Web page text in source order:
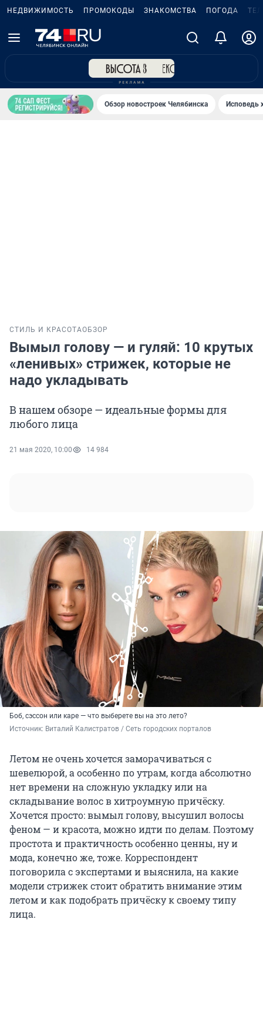
НЕДВИЖИМОСТЬ ПРОМОКОДЫ ЗНАКОМСТВА ПОГОДА
Обзор новостроек Челябинска Исповедь
СТИЛЬ И КРАСОТАОБЗОР
Вымыл голову — и гуляй: 10 крутых
«ленивых» стрижек, которые не
надо укладывать
В нашем обзоре — идеальные формы для
любого лица
21 мая 2020, 10:00 14 984
Боб, сэссон или каре — что выберете вы на это лето?
Источник: Виталий Калистратов / Сеть городских порталов
Летом не очень хочется заморачиваться с
шевелюрой, а особенно по утрам, когда абсолютно
нет времени на сложную укладку или на
складывание волос в хитроумную причёску.
Хочется просто: вымыл голову, высушил волосы
феном — и красота, можно идти по делам. Поэтому
простота и практичность особенно ценны, ну и
мода, конечно же, тоже. Корреспондент
поговорила с экспертами и выяснила, на какие
модели стрижек стоит обратить внимание этим
летом и как подобрать причёску к своему типу
лица.